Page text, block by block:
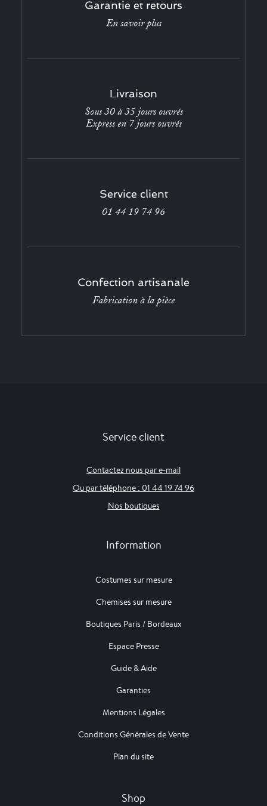
Garantie et retours
En savoir plus
Livraison
Sous 30 à 35 jours ouvrés
Express en 7 jours ouvrés
Service client
01 44 19 74 96
Confection artisanale
Fabrication à la pièce
Service client
Contactez nous par e-mail
Ou par téléphone : 01 44 19 74 96
Nos boutiques
Information
Costumes sur mesure
Chemises sur mesure
Boutiques Paris / Bordeaux
Espace Presse
Guide & Aide
Garanties
Mentions Légales
Conditions Générales de Vente
Plan du site
Shop